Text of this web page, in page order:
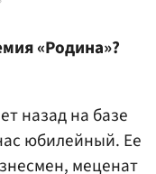
«Родина»?
назад на базе
юбилейный. Ее
меценат